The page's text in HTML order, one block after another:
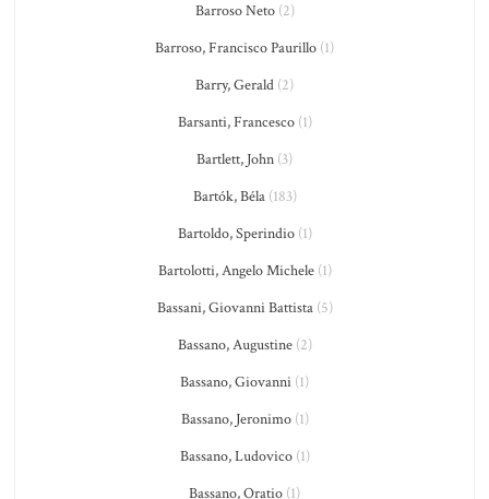
Barroso Neto(2)
Barroso, Francisco Paurillo (1)
Barry, Gerald (2)
Barsanti, Francesco(1)
Bartlett, John (3)
Bartók, Béla(183)
Bartoldo, Sperindio(1)
Bartolotti, Angelo Michele(1)
Bassani, Giovanni Battista(5)
Bassano, Augustine(2)
Bassano, Giovanni (1)
Bassano, Jeronimo(1)
Bassano, Ludovico(1)
Bassano, Oratio (1)